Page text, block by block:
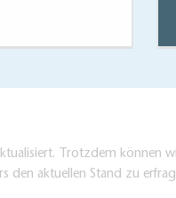
Trotzdem können
den aktuellen Stand zu